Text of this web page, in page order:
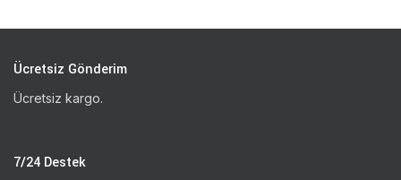
Ücretsiz Gönderim
Ücretsiz kargo.
7/24 Destek